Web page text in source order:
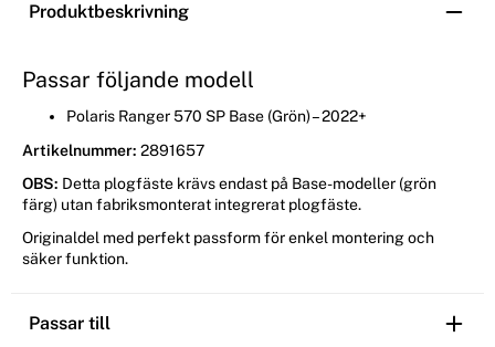
Produktbeskrivning
Passar följande modell
Polaris Ranger 570 SP Base (Grön) – 2022+
Artikelnummer: 2891657
OBS: Detta plogfäste krävs endast på Base-modeller (grön
färg) utan fabriksmonterat integrerat plogfäste.
Originaldel med perfekt passform för enkel montering och
säker funktion.
Passar till